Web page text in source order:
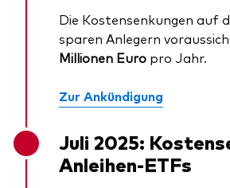
Die Kostensenkungen auf
sparen Anlegern
Millionen Euro pro Jahr.
Zur Ankündigung
Juli 2025:
Anleihen-ETFs